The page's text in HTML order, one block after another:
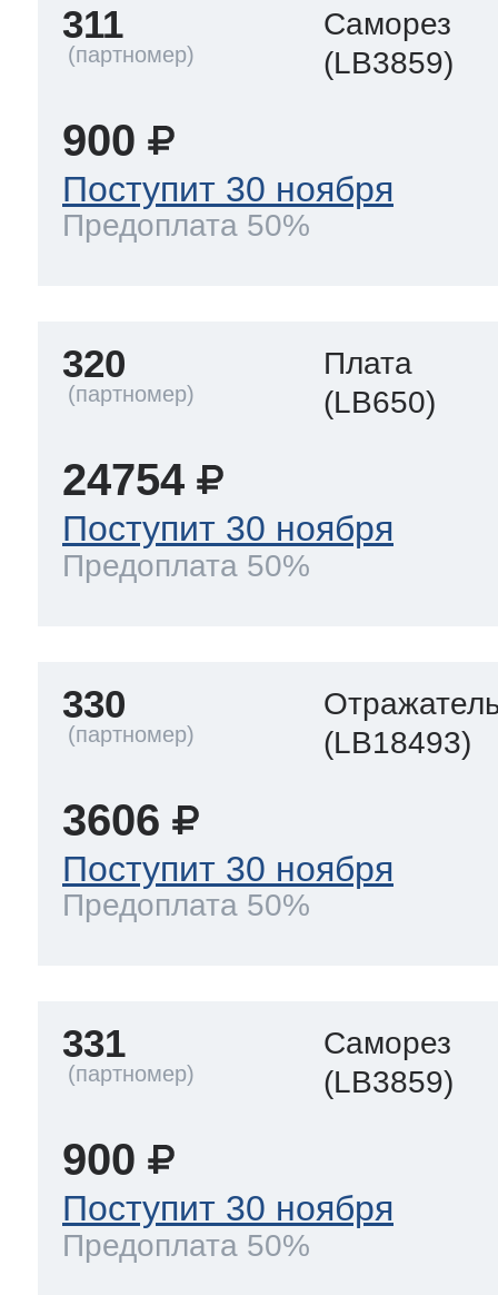
311
Саморез
(LB3859)
900
Поступит 30 ноября
Предоплата 50%
320
Плата
(LB650)
24754
Поступит 30 ноября
Предоплата 50%
330
(LB18493)
3606
Поступит 30 ноября
Предоплата 50%
331
Саморез
(LB3859)
900
Поступит 30 ноября
Предоплата 50%